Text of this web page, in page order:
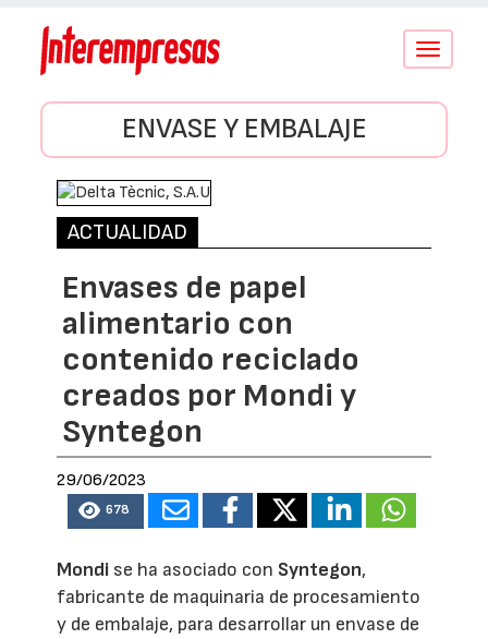
Conmutar
ENVASE Y EMBALAJE
ACTUALIDAD
Envases de papel
alimentario con
contenido reciclado
creados por Mondi y
Syntegon
29/06/2023
678
Mondi se ha asociado con Syntegon,
fabricante de maquinaria de procesamiento
y de embalaje, para desarrollar un envase de